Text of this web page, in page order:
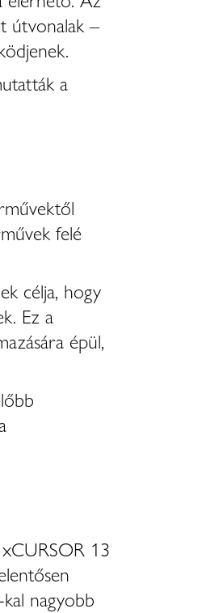
útvonalak –
a
felé
célja, hogy
Ez a
épül,
13
nagyobb